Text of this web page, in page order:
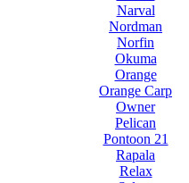
Narval
Nordman
Norfin
Okuma
Orange
Orange Carp
Owner
Pelican
Pontoon 21
Rapala
Relax